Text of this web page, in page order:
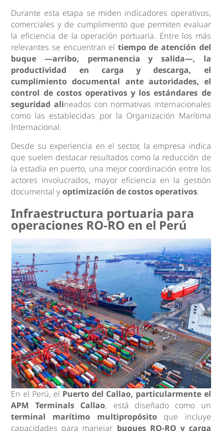
Durante esta etapa se miden indicadores operativos,
comerciales y de cumplimiento que permiten evaluar
la eficiencia de la operación portuaria. Entre los más
relevantes se encuentran el tiempo de atención del
buque —arribo, permanencia y salida—, la
productividad en carga y descarga, el
cumplimiento documental ante autoridades, el
control de costos operativos y los estándares de
seguridad alineados con normativas internacionales
como las establecidas por la Organización Marítima
Internacional.
Desde su experiencia en el sector, la empresa indica
que suelen destacar resultados como la reducción de
la estadía en puerto, una mejor coordinación entre los
actores involucrados, mayor eficiencia en la gestión
documental yoptimización de costos operativos.
Infraestructura portuaria para
operaciones RO-RO en el Perú
En el Perú, el Puerto del Callao, particularmente el
APM Terminals Callao, está diseñado como un
terminal marítimo multipropósitoque incluye
capacidades para manejar buques RO-RO y carga